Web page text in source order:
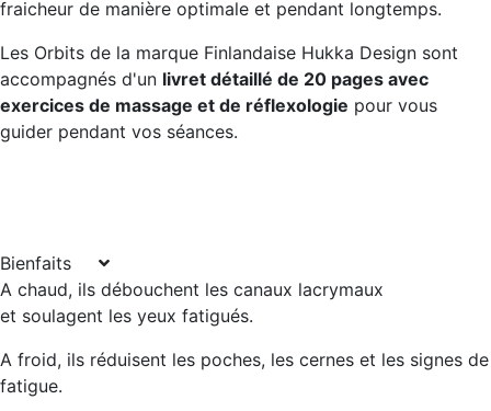
fraicheur de manière optimale et pendant longtemps.
Les Orbits de la marque Finlandaise Hukka Design sont
accompagnés d'un livret détaillé de 20 pages avec
exercices de massage et de réflexologie pour vous
guider pendant vos séances.
Bienfaits
A chaud, ils débouchent les canaux lacrymaux
et soulagent les yeux fatigués.
A froid, ils réduisent les poches, les cernes et les signes de
fatigue.